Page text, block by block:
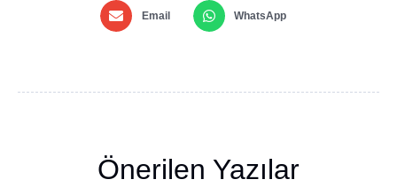
Email WhatsApp
Önerilen Yazılar